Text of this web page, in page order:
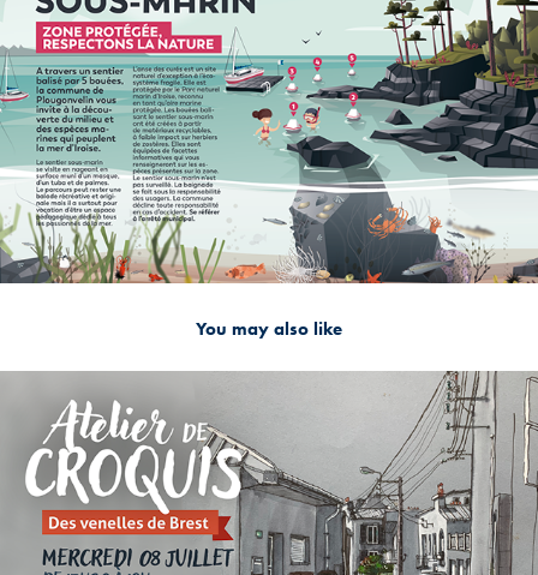
You may also like
2026
ATELIER CROQUIS